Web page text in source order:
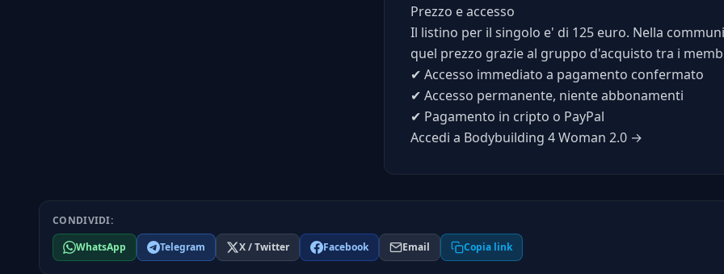
Prezzo e accesso
Il listino per il singolo e' di 125 euro. Nella
quel prezzo grazie al gruppo d'acquisto tra i
✔ Accesso immediato a pagamento confermato
✔ Accesso permanente, niente abbonamenti
✔ Pagamento in cripto o PayPal
Accedi a Bodybuilding 4 Woman 2.0 →
CONDIVIDI:
WhatsApp
Telegram X / Twitter Facebook Email Copia link